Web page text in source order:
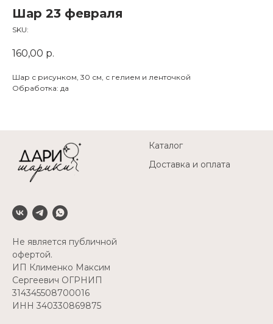
Шар 23 февраля
SKU:
160,00 р.
Шар с рисунком, 30 см, с гелием и ленточкой
Обработка: да
Не является публичной
офертой.
ИП Клименко Максим
Сергеевич ОГРНИП
314345508700016
ИНН 340330869875
Каталог
Доставка и оплата